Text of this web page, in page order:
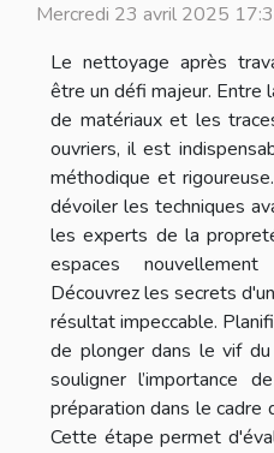
Mercredi 23 avril 2025
Le nettoyage après
être un défi majeur. Entre
de matériaux et les
ouvriers, il est
méthodique et
dévoiler les techniques
les experts de la
espaces
Découvrez les secrets
résultat impeccable.
de plonger dans le vif
souligner l’importance
préparation dans le cadre
Cette étape permet